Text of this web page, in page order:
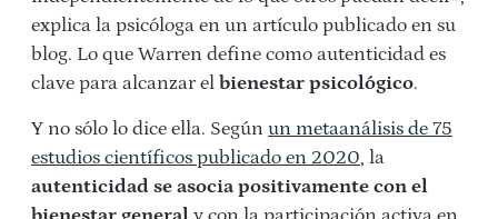
explica la psicóloga en un artículo publicado en su
blog. Lo que Warren define como autenticidad es
clave para alcanzar el bienestar psicológico.
Y no sólo lo dice ella. Según un metaanálisis de 75
estudios científicos publicado en 2020, la
autenticidad se asocia positivamente con el